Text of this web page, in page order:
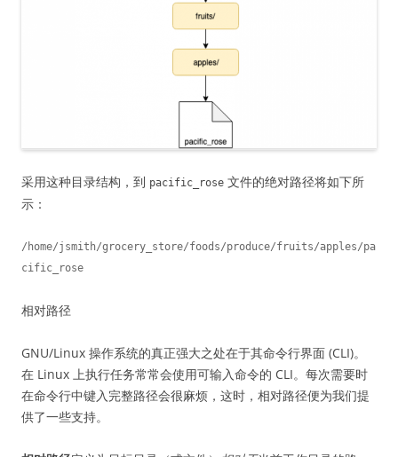
采用这种目录结构，到 pacific_rose 文件的绝对路径将如下所
示：
/home/jsmith/grocery_store/foods/produce/fruits/apples/pa
相对路径
GNU/Linux 操作系统的真正强大之处在于其命令行界面 (CLI)。
在 Linux 上执行任务常常会使用可输入命令的 CLI。每次需要时
在命令行中键入完整路径会很麻烦，这时，相对路径便为我们提
供了一些支持。